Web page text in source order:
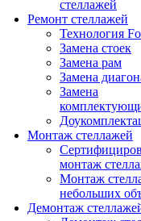
стеллажей
Ремонт стеллажей
Технология
Замена стоек
Замена рам
Замена
Замена
Монтаж стеллажей
монтаж
Монтаж
небольших
Демонтаж